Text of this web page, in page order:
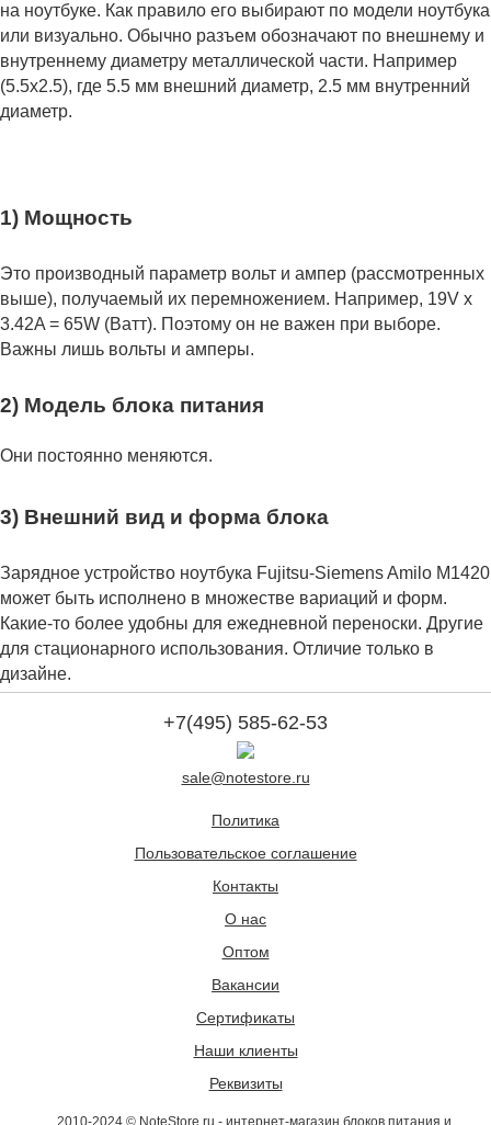
на ноутбуке. Как правило его выбирают по модели ноутбука
или визуально. Обычно разъем обозначают по внешнему и
внутреннему диаметру металлической части. Например
(5.5x2.5), где 5.5 мм внешний диаметр, 2.5 мм внутренний
диаметр.
1) Мощность
Это производный параметр вольт и ампер (рассмотренных
выше), получаемый их перемножением. Например, 19V x
3.42A = 65W (Ватт). Поэтому он не важен при выборе.
Важны лишь вольты и амперы.
2) Модель блока питания
Они постоянно меняются.
3) Внешний вид и форма блока
Зарядное устройство ноутбука Fujitsu-Siemens Amilo M1420
может быть исполнено в множестве вариаций и форм.
Какие-то более удобны для ежедневной переноски. Другие
для стационарного использования. Отличие только в
дизайне.
+7(495) 585-62-53
sale@notestore.ru
Политика
Пользовательское соглашение
Контакты
О нас
Оптом
Вакансии
Сертификаты
Наши клиенты
Реквизиты
2010-2024 © NoteStore.ru - интернет-магазин блоков питания и